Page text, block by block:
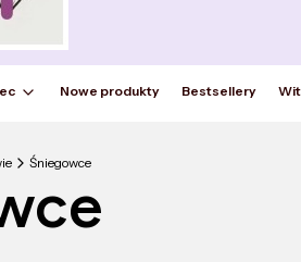
Nowe produkty Bestsellery
Śniegowce